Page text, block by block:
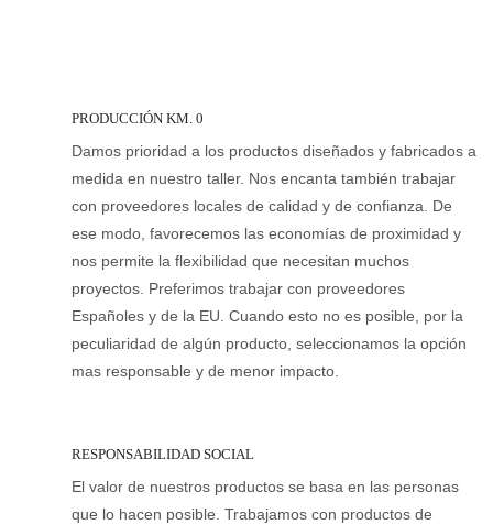
PRODUCCIÓN KM. 0
Damos prioridad a los productos diseñados y fabricados a
medida en nuestro taller. Nos encanta también trabajar
con proveedores locales de calidad y de confianza. De
ese modo, favorecemos las economías de proximidad y
nos permite la flexibilidad que necesitan muchos
proyectos. Preferimos trabajar con proveedores
Españoles y de la EU. Cuando esto no es posible, por la
peculiaridad de algún producto, seleccionamos la opción
mas responsable y de menor impacto.
RESPONSABILIDAD SOCIAL
El valor de nuestros productos se basa en las personas
que lo hacen posible. Trabajamos con productos de